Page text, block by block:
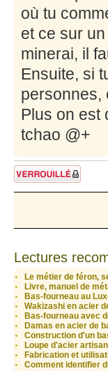
où tu
et ce sur
minerai, il
Ensuite, si
personnes,
Plus on est
tchao @+
Sujet verrouillé
Lectures
Le métier de féron,
Livre, manuel de
Bas-fourneau au
Wakizashi en acier
Bas-fourneau avec
Damas en acier de
Construction d'un
Loupe d'acier
Fabrication et
Comment identifier